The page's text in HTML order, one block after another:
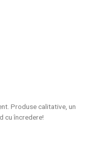
Produse calitative, un
cu încredere!